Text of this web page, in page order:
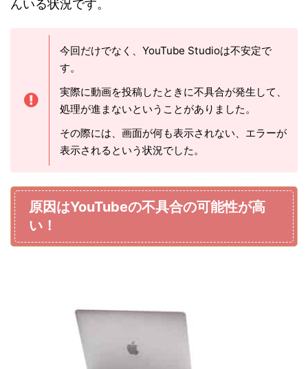
んいる状況です。
今回だけでなく、YouTube Studioは不安定で
す。
実際に動画を投稿したときに不具合が発生して、
処理が進まないということがありました。
その際には、画面が何も表示されない、エラーが
表示されるという状況でした。
原因はYouTubeの不具合の可能性が高
い！